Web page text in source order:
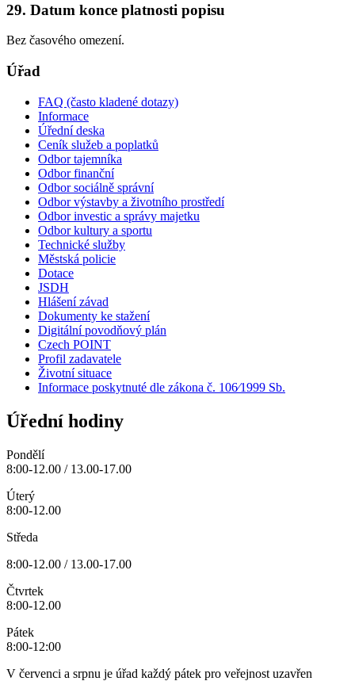
29. Datum konce platnosti popisu
Bez časového omezení.
Úřad
FAQ (často kladené dotazy)
Informace
Úřední deska
Ceník služeb a poplatků
Odbor tajemníka
Odbor finanční
Odbor sociálně správní
Odbor výstavby a životního prostředí
Odbor investic a správy majetku
Odbor kultury a sportu
Technické služby
Městská policie
Dotace
JSDH
Hlášení závad
Dokumenty ke stažení
Digitální povodňový plán
Czech POINT
Profil zadavatele
Životní situace
Informace poskytnuté dle zákona č. 106⁄1999 Sb.
Úřední hodiny
Pondělí
8:00-12.00 / 13.00-17.00
Úterý
8:00-12.00
Středa
8:00-12.00 / 13.00-17.00
Čtvrtek
8:00-12.00
Pátek
8:00-12:00
V červenci a srpnu je úřad každý pátek pro veřejnost uzavřen